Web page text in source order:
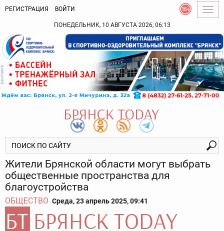
РЕГИСТРАЦИЯ ВОЙТИ
ПОНЕДЕЛЬНИК, 10 АВГУСТА 2026, 06:13
Жители Брянской области могут выбрать
общественные пространства для
благоустройства
ОБЩЕСТВО Среда, 23 апрель 2025, 09:41